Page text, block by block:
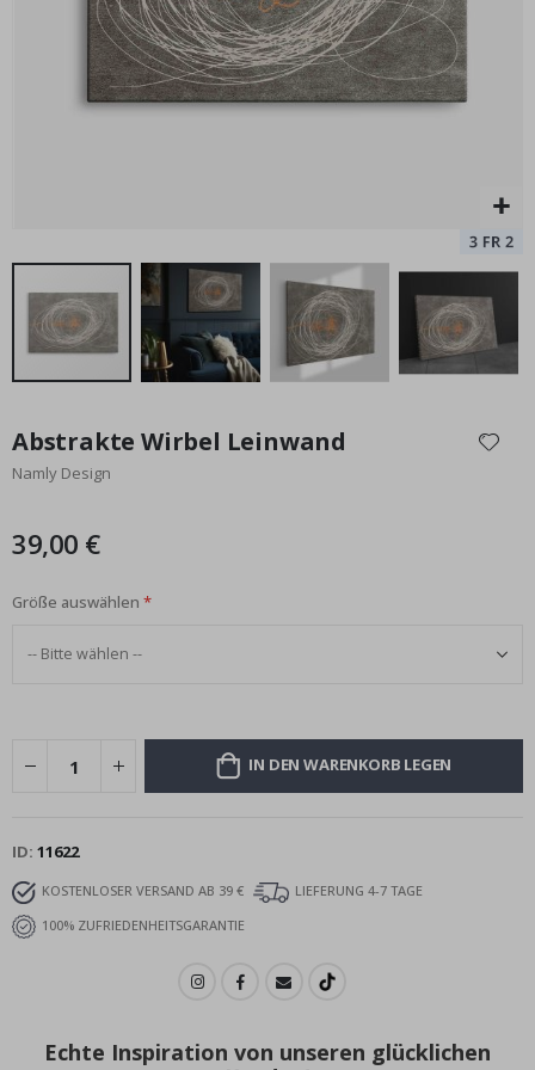
Special
Price
37,00 €
Anfang
der
Bildgalerie
Abstrakte Wirbel Leinwand
Namly Design
39,00 €
Größe auswählen
IN DEN WARENKORB LEGEN
ID 11622
KOSTENLOSER VERSAND AB 39 €
LIEFERUNG 4-7 TAGE
100% ZUFRIEDENHEITSGARANTIE
Echte Inspiration von unseren glücklichen